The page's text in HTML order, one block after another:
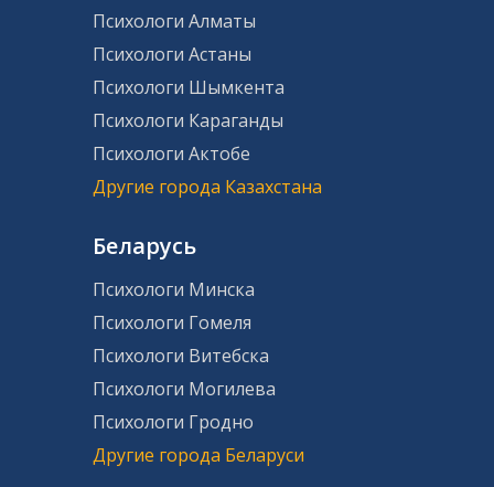
Психологи Алматы
Психологи Астаны
Психологи Шымкента
Психологи Караганды
Психологи Актобе
Другие города Казахстана
Беларусь
Психологи Минска
Психологи Гомеля
Психологи Витебска
Психологи Могилева
Психологи Гродно
Другие города Беларуси